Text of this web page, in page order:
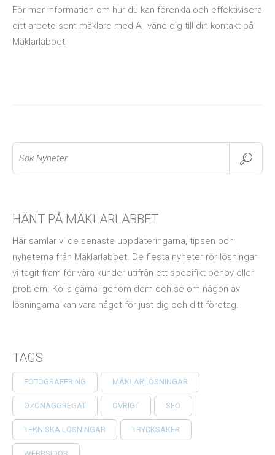
För mer information om hur du kan förenkla och effektivisera
ditt arbete som mäklare med AI, vänd dig till din kontakt på
Mäklarlabbet
HÄNT PÅ MÄKLARLABBET
Här samlar vi de senaste uppdateringarna, tipsen och
nyheterna från Mäklarlabbet. De flesta nyheter rör lösningar
vi tagit fram för våra kunder utifrån ett specifikt behov eller
problem. Kolla gärna igenom dem och se om någon av
lösningarna kan vara något för just dig och ditt företag.
TAGS
FOTOGRAFERING MÄKLARLÖSNINGAR
OZONAGGREGAT ÖVRIGT SEO
TEKNISKA LÖSNINGAR TRYCKSAKER